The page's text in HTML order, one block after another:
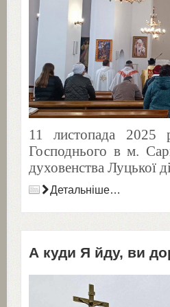
11 листопада 2025
Господнього в м.
духовенства Луцької
Детальніше…
А куди Я йду, ви